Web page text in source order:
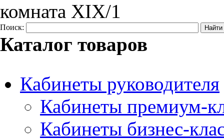
комната XIX/1
Поиск:
Каталог товаров
Кабинеты руководителя
Кабинеты премиум-
Кабинеты бизнес-